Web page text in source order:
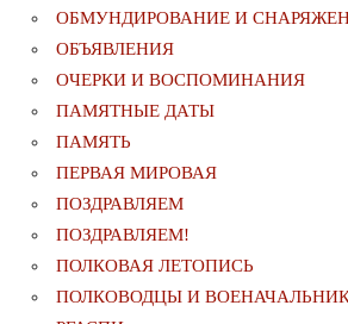
ОБМУНДИРОВАНИЕ И
ОБЪЯВЛЕНИЯ
ОЧЕРКИ И ВОСПОМИНАНИЯ
ПАМЯТНЫЕ ДАТЫ
ПАМЯТЬ
ПЕРВАЯ МИРОВАЯ
ПОЗДРАВЛЯЕМ
ПОЗДРАВЛЯЕМ!
ПОЛКОВАЯ ЛЕТОПИСЬ
ПОЛКОВОДЦЫ И